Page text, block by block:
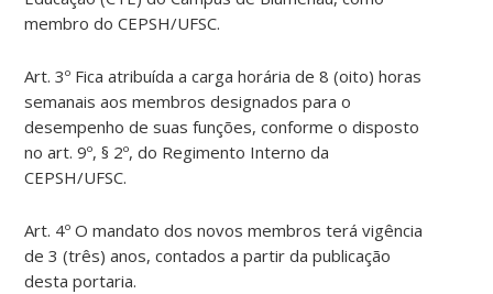
membro do CEPSH/UFSC.
Art. 3º Fica atribuída a carga horária de 8 (oito) horas
semanais aos membros designados para o
desempenho de suas funções, conforme o disposto
no art. 9º, § 2º, do Regimento Interno da
CEPSH/UFSC.
Art. 4º O mandato dos novos membros terá vigência
de 3 (três) anos, contados a partir da publicação
desta portaria.